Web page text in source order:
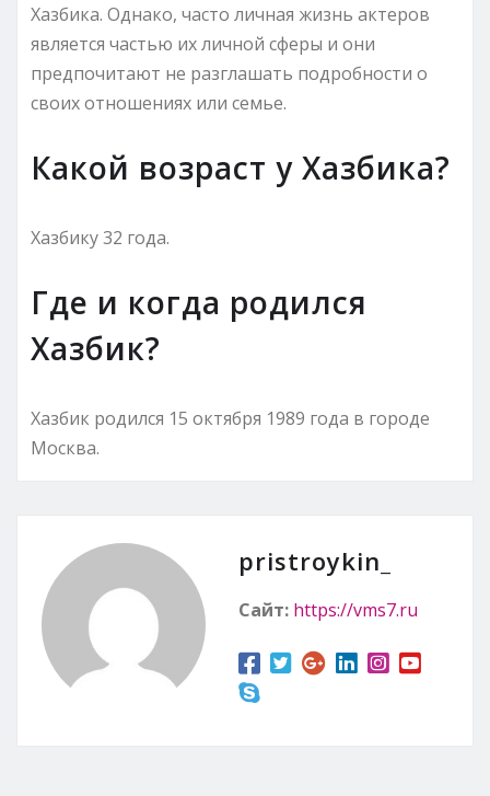
Хазбика. Однако, часто личная жизнь актеров
является частью их личной сферы и они
предпочитают не разглашать подробности о
своих отношениях или семье.
Какой возраст у Хазбика?
Хазбику 32 года.
Где и когда родился
Хазбик?
Хазбик родился 15 октября 1989 года в городе
Москва.
pristroykin_
Сайт: https://vms7.ru